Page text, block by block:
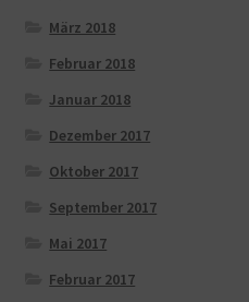
März 2018
Februar 2018
Januar 2018
Dezember 2017
Oktober 2017
September 2017
Mai 2017
Februar 2017